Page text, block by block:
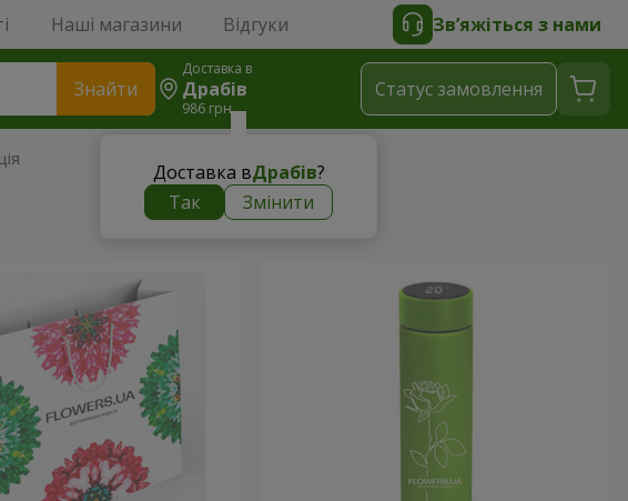
Наші магазини Відгуки Зв’яжіться з нами
Знайти
Доставка в
Драбів
986 грн
Доставка вДрабів?
Так
Змінити
Статус замовлення